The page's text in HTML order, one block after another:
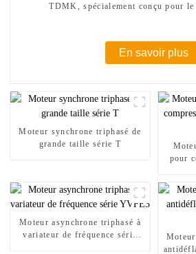
TDMK, spécialement conçu pour
En savoir plus
Moteur synchrone triphasé de
grande taille série T
pour
Moteur asynchrone triphasé à
variateur de fréquence série